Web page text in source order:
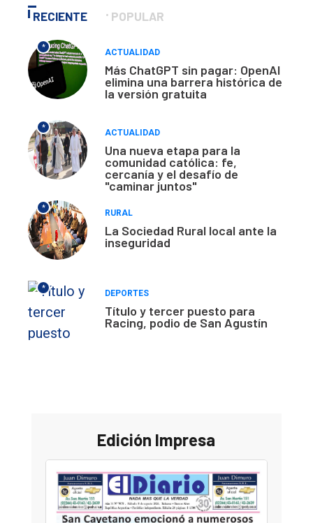
RECIENTE POPULAR
*
ACTUALIDAD
Más ChatGPT sin pagar: OpenAI
elimina una barrera histórica de
la versión gratuita
*
ACTUALIDAD
Una nueva etapa para la
comunidad católica: fe,
cercanía y el desafío de
"caminar juntos"
*
RURAL
La Sociedad Rural local ante la
inseguridad
*
DEPORTES
Título y tercer puesto para
Racing, podio de San Agustín
Edición Impresa